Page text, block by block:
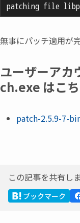
無事にパッチ適用が
ユーザーアカ
ch.exe はこ
patch-2.5.9-7-
この記事を共有し
ブックマーク